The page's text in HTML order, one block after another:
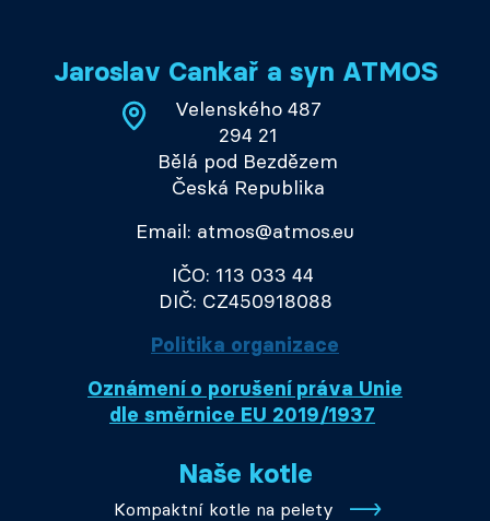
Jaroslav Cankař a syn ATMOS
Velenského 487
294 21
Bělá pod Bezdězem
Česká Republika
Email: atmos@atmos.eu
IČO: 113 033 44
DIČ: CZ450918088
Politika organizace
Oznámení o porušení práva Unie
dle směrnice EU 2019/1937
Naše kotle
Kompaktní kotle na pelety